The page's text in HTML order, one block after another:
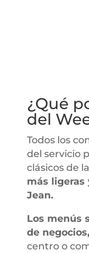
¿Qué
del
Todos los
del servicio
clásicos de la
más ligeras
Jean.
Los menús
de
centro o